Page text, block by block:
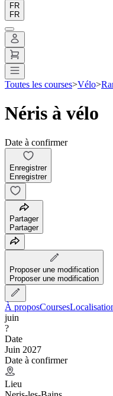
FR
FR
Toutes les courses>Vélo>
Néris à vélo
Date à confirmer
Enregistrer
Enregistrer
Partager
Partager
Proposer une modification
Proposer une modification
À proposCourses
juin
?
Date
Juin 2027
Date à confirmer
Lieu